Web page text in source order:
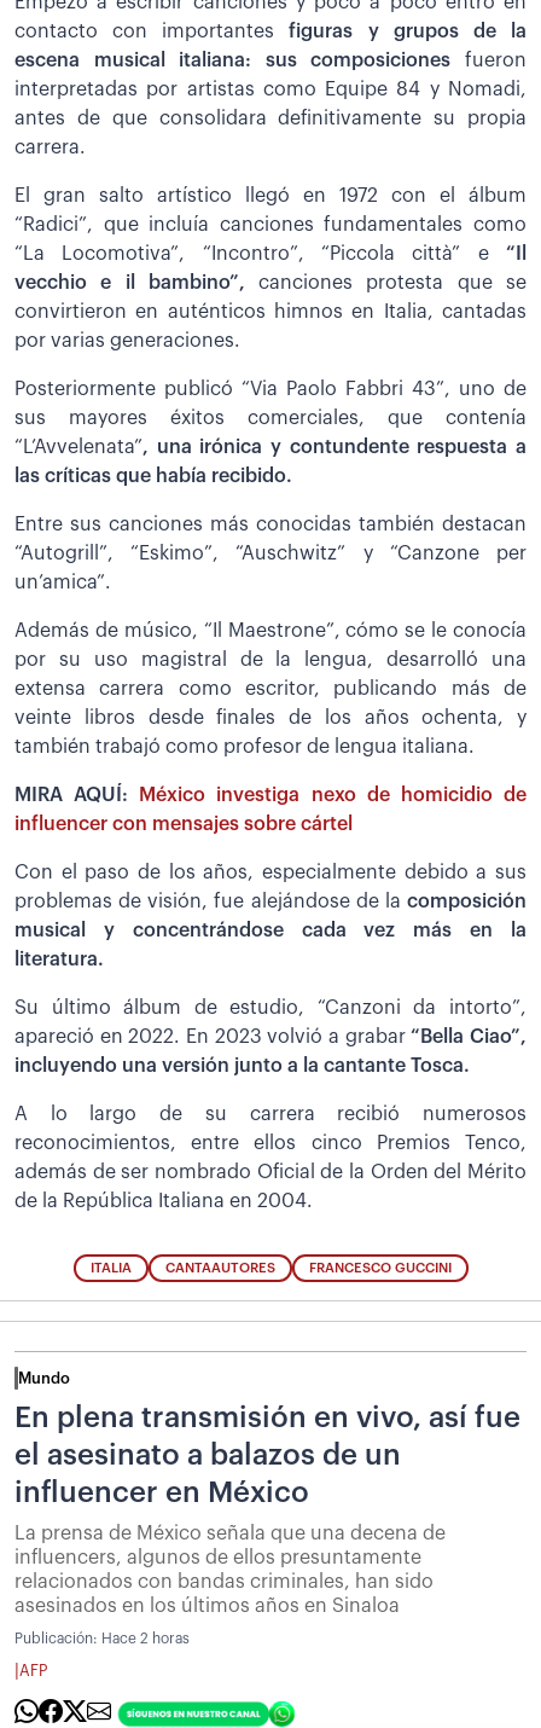
contacto con importantesfiguras y grupos de la
escena musical italiana: sus composiciones fueron
interpretadas por artistas como Equipe 84 y Nomadi,
antes de que consolidara definitivamente su propia
carrera.
El gran salto artístico llegó en 1972 con el álbum
“Radici”, que incluía canciones fundamentales como
“La Locomotiva”, “Incontro”, “Piccola città” e“Il
vecchio e il bambino”, canciones protesta que se
convirtieron en auténticos himnos en Italia, cantadas
por varias generaciones.
Posteriormente publicó “Via Paolo Fabbri 43”, uno de
sus mayores éxitos comerciales, que contenía
“L’Avvelenata”, una irónica y contundente respuesta a
las críticas que había recibido.
Entre sus canciones más conocidas también destacan
“Autogrill”, “Eskimo”, “Auschwitz” y “Canzone per
un’amica”.
Además de músico, “Il Maestrone”, cómo se le conocía
por su uso magistral de la lengua, desarrolló una
extensa carrera como escritor, publicando más de
veinte libros desde finales de los años ochenta, y
también trabajó como profesor de lengua italiana.
MIRA AQUÍ:
México investiga nexo de homicidio de
influencer con mensajes sobre cártel
Con el paso de los años, especialmente debido a sus
problemas de visión, fue alejándose de la composición
musical y concentrándose cada vez más en la
literatura.
Su último álbum de estudio, “Canzoni da intorto”,
apareció en 2022. En 2023 volvió a grabar“Bella Ciao”,
incluyendo una versión junto a la cantante Tosca.
A lo largo de su carrera recibió numerosos
reconocimientos, entre ellos cinco Premios Tenco,
además de ser nombrado Oficial de la Orden del Mérito
de la República Italiana en 2004.
ITALIA CANTAAUTORES FRANCESCO GUCCINI
Mundo
En plena transmisión en vivo, así fue
el asesinato a balazos de un
influencer en México
La prensa de México señala que una decena de
influencers, algunos de ellos presuntamente
relacionados con bandas criminales, han sido
asesinados en los últimos años en Sinaloa
Publicación: Hace 2 horas
AFP